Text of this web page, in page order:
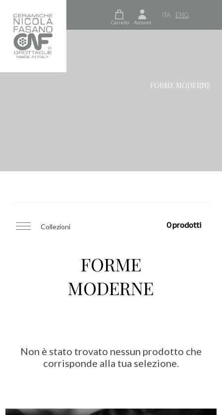
Carrello Account
ITA ENG
FORME MODERNE
Collezioni
FORME
MODERNE
0 prodotti
Non è stato trovato nessun prodotto che
corrisponde alla tua selezione.